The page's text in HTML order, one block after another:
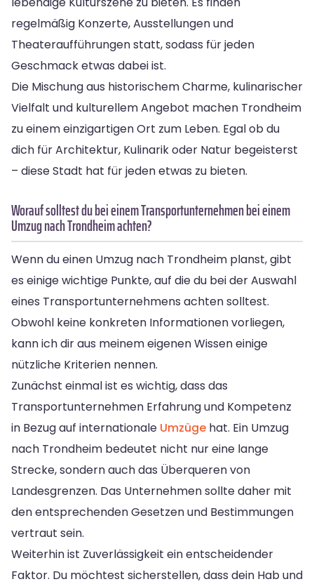
regelmäßig Konzerte, Ausstellungen und
Theateraufführungen statt, sodass für jeden
Geschmack etwas dabei ist.
Die Mischung aus historischem Charme, kulinarischer
Vielfalt und kulturellem Angebot machen Trondheim
zu einem einzigartigen Ort zum Leben. Egal ob du
dich für Architektur, Kulinarik oder Natur begeisterst
– diese Stadt hat für jeden etwas zu bieten.
Worauf solltest du bei einem Transportunternehmen bei einem
Umzug nach Trondheim achten?
Wenn du einen Umzug nach Trondheim planst, gibt
es einige wichtige Punkte, auf die du bei der Auswahl
eines Transportunternehmens achten solltest.
Obwohl keine konkreten Informationen vorliegen,
kann ich dir aus meinem eigenen Wissen einige
nützliche Kriterien nennen.
Zunächst einmal ist es wichtig, dass das
Transportunternehmen Erfahrung und Kompetenz
in Bezug auf internationale Umzüge hat. Ein Umzug
nach Trondheim bedeutet nicht nur eine lange
Strecke, sondern auch das Überqueren von
Landesgrenzen. Das Unternehmen sollte daher mit
den entsprechenden Gesetzen und Bestimmungen
vertraut sein.
Weiterhin ist Zuverlässigkeit ein entscheidender
Faktor. Du möchtest sicherstellen, dass dein Hab und